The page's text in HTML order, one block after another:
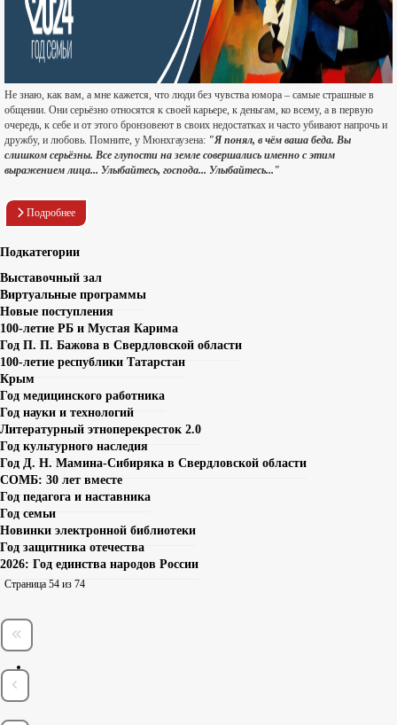
Не знаю, как вам, а мне кажется, что люди без чувства юмора – самые страшные в
общении. Они серьёзно относятся к своей карьере, к деньгам, ко всему, а в первую
очередь, к себе и от этого бронзовеют в своих недостатках и часто убивают напрочь и
дружбу, и любовь. Помните, у Мюнхгаузена: "Я понял, в чём ваша беда. Вы
слишком серьёзны. Все глупости на земле совершались именно с этим
выражением лица... Улыбайтесь, господа... Улыбайтесь..."
Подробнее
Подкатегории
Выставочный зал
Виртуальные программы
Новые поступления
100-летие РБ и Мустая Карима
Год П. П. Бажова в Свердловской области
100-летие республики Татарстан
Крым
Год медицинского работника
Год науки и технологий
Литературный этноперекресток 2.0
Год культурного наследия
Год Д. Н. Мамина-Сибиряка в Свердловской области
СОМБ: 30 лет вместе
Год педагога и наставника
Год семьи
Новинки электронной библиотеки
Год защитника отечества
2026: Год единства народов России
Страница 54 из 74